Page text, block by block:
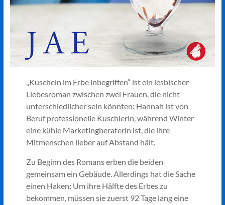
„Kuscheln im Erbe inbegriffen“ ist ein lesbischer
Liebesroman zwischen zwei Frauen, die nicht
unterschiedlicher sein könnten: Hannah ist von
Beruf professionelle Kuschlerin, während Winter
eine kühle Marketingberaterin ist, die ihre
Mitmenschen lieber auf Abstand hält.
Zu Beginn des Romans erben die beiden
gemeinsam ein Gebäude. Allerdings hat die Sache
einen Haken: Um ihre Hälfte des Erbes zu
bekommen, müssen sie zuerst 92 Tage lang eine